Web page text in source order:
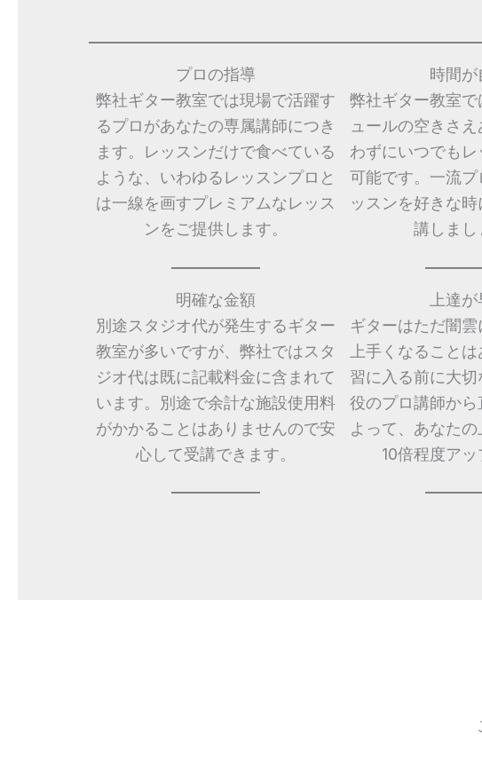
プロの指導
弊社ギター教室では現場で活躍す
るプロがあなたの専属講師につき
ます。レッスンだけで食べている
ような、いわゆるレッスンプロと
は一線を画すプレミアムなレッス
ンをご提供します。
時間が
弊社ギター教室
ュールの空きさ
わずにいつでも
可能です。一流
ッスンを好きな
講しまし
明確な金額
別途スタジオ代が発生するギター
教室が多いですが、弊社ではスタ
ジオ代は既に記載料金に含まれて
います。別途で余計な施設使用料
がかかることはありませんので安
心して受講できます。
上達
ギターはただ闇
上手くなること
習に入る前に大
役のプロ講師か
よって、あなた
10倍程度アッ